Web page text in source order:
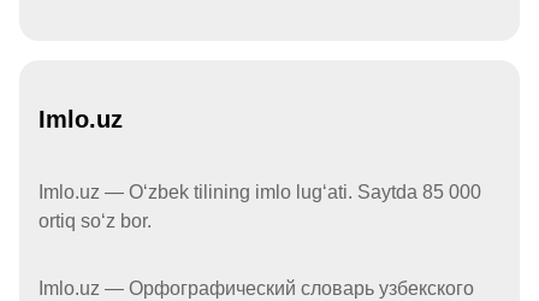
Imlo.uz
Imlo.uz — Oʻzbek tilining imlo lugʻati. Saytda 85 000
ortiq soʻz bor.
Imlo.uz — Орфографический словарь узбекского